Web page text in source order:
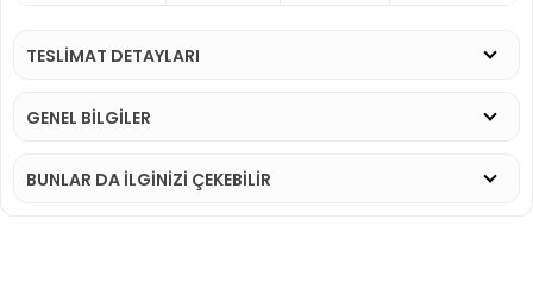
TESLİMAT DETAYLARI
GENEL BİLGİLER
BUNLAR DA İLGINIZI ÇEKEBILIR